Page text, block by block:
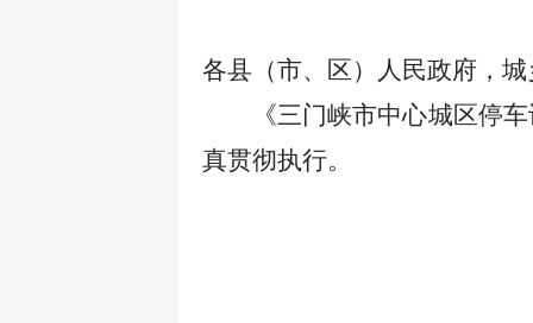
各县（市、区）人民政府，
《三门峡市中心城区停
真贯彻执行。